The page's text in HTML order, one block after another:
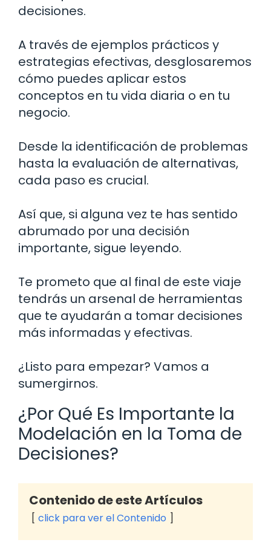
decisiones.
A través de ejemplos prácticos y
estrategias efectivas, desglosaremos
cómo puedes aplicar estos
conceptos en tu vida diaria o en tu
negocio.
Desde la identificación de problemas
hasta la evaluación de alternativas,
cada paso es crucial.
Así que, si alguna vez te has sentido
abrumado por una decisión
importante, sigue leyendo.
Te prometo que al final de este viaje
tendrás un arsenal de herramientas
que te ayudarán a tomar decisiones
más informadas y efectivas.
¿Listo para empezar? Vamos a
sumergirnos.
¿Por Qué Es Importante la
Modelación en la Toma de
Decisiones?
Contenido de este Artículos
click para ver el Contenido